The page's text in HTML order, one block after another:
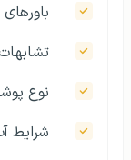
نوع
شرایط